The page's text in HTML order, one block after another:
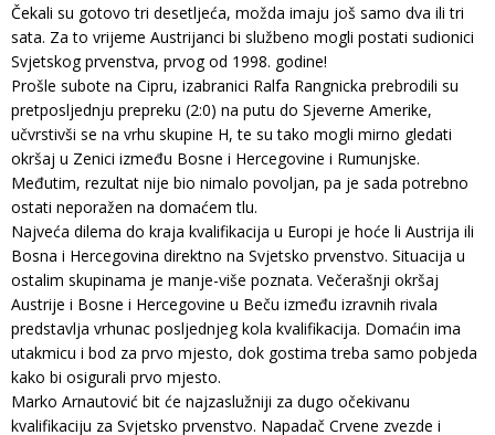
Čekali su gotovo tri desetljeća, možda imaju još samo dva ili tri
sata. Za to vrijeme Austrijanci bi službeno mogli postati sudionici
Svjetskog prvenstva, prvog od 1998. godine!
Prošle subote na Cipru, izabranici Ralfa Rangnicka prebrodili su
pretposljednju prepreku (2:0) na putu do Sjeverne Amerike,
učvrstivši se na vrhu skupine H, te su tako mogli mirno gledati
okršaj u Zenici između Bosne i Hercegovine i Rumunjske.
Međutim, rezultat nije bio nimalo povoljan, pa je sada potrebno
ostati neporažen na domaćem tlu.
Najveća dilema do kraja kvalifikacija u Europi je hoće li Austrija ili
Bosna i Hercegovina direktno na Svjetsko prvenstvo. Situacija u
ostalim skupinama je manje-više poznata. Večerašnji okršaj
Austrije i Bosne i Hercegovine u Beču između izravnih rivala
predstavlja vrhunac posljednjeg kola kvalifikacija. Domaćin ima
utakmicu i bod za prvo mjesto, dok gostima treba samo pobjeda
kako bi osigurali prvo mjesto.
Marko Arnautović bit će najzaslužniji za dugo očekivanu
kvalifikaciju za Svjetsko prvenstvo. Napadač Crvene zvezde i